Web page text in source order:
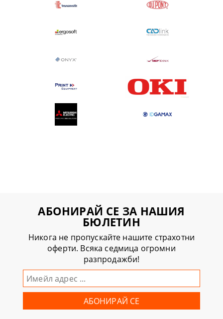
АБОНИРАЙ СЕ ЗА НАШИЯ
БЮЛЕТИН
Никога не пропускайте нашите страхотни
оферти. Всяка седмица огромни
разпродажби!